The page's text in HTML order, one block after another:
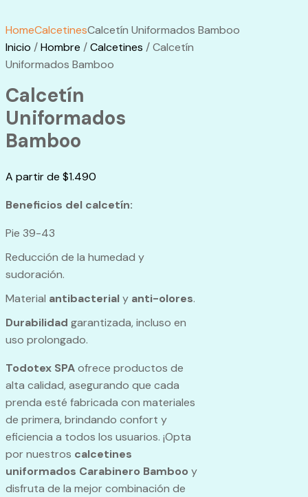
HomeCalcetinesCalcetín Uniformados Bamboo
Inicio /Hombre /Calcetines / Calcetín
Uniformados Bamboo
Calcetín
Uniformados
Bamboo
A partir de $1.490
Beneficios del calcetín:
Pie 39-43
Reducción de la humedad y
sudoración.
Material antibacterialy anti-olores.
Durabilidad garantizada, incluso en
uso prolongado.
Todotex SPAofrece productos de
alta calidad, asegurando que cada
prenda esté fabricada con materiales
de primera, brindando confort y
eficiencia a todos los usuarios. ¡Opta
por nuestros calcetines
uniformados Carabinero Bamboo y
disfruta de la mejor combinación de